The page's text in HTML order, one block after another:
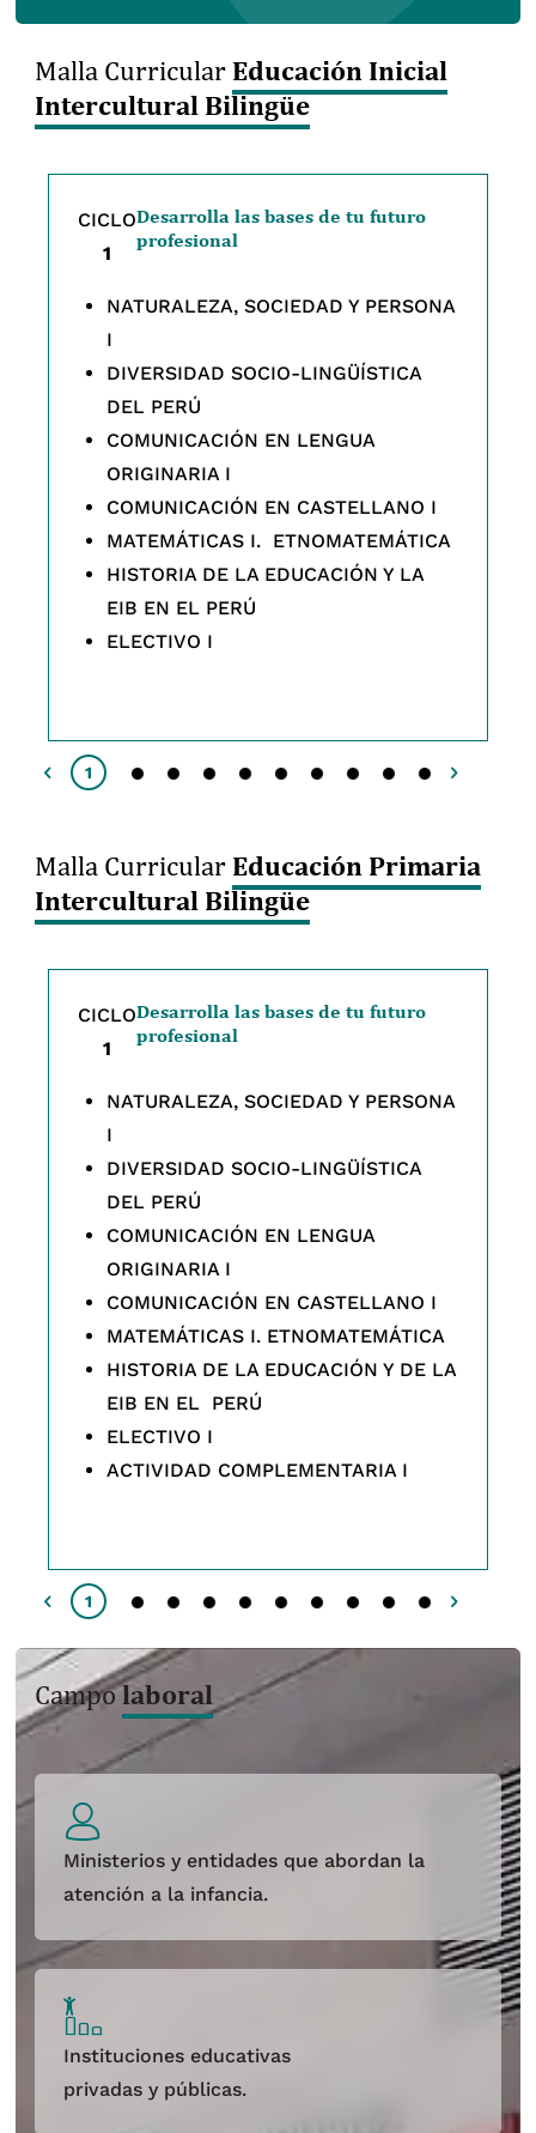
Malla Curricular Educación Inicial
Intercultural Bilingüe
CICLO
1
Desarrolla las bases de tu futuro
profesional
NATURALEZA, SOCIEDAD Y PERSONA
I
DIVERSIDAD SOCIO-LINGÜÍSTICA
DEL PERÚ
COMUNICACIÓN EN LENGUA
ORIGINARIA I
COMUNICACIÓN EN CASTELLANO I
MATEMÁTICAS I. ETNOMATEMÁTICA
HISTORIA DE LA EDUCACIÓN Y LA
EIB EN EL PERÚ
ELECTIVO I
1 2 3 4 5 6 7 8 9 10
Malla Curricular Educación Primaria
Intercultural Bilingüe
CICLO
1
Desarrolla las bases de tu futuro
profesional
NATURALEZA, SOCIEDAD Y PERSONA
I
DIVERSIDAD SOCIO-LINGÜÍSTICA
DEL PERÚ
COMUNICACIÓN EN LENGUA
ORIGINARIA I
COMUNICACIÓN EN CASTELLANO I
MATEMÁTICAS I. ETNOMATEMÁTICA
HISTORIA DE LA EDUCACIÓN Y DE LA
EIB EN EL PERÚ
ELECTIVO I
ACTIVIDAD COMPLEMENTARIA I
1 2 3 4 5 6 7 8 9 10
Campolaboral
Ministerios y entidades que abordan la
atención a la infancia.
Instituciones educativas
privadas y públicas.